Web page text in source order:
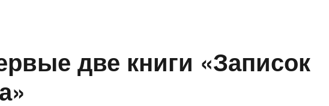
две книги «Записок